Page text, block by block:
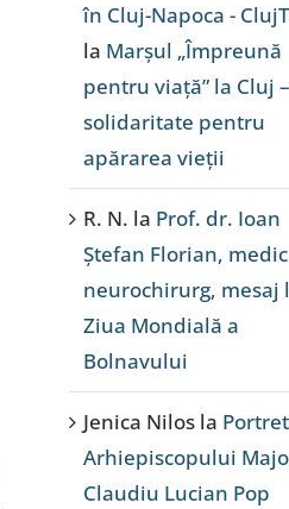
în Cluj-Napoca -
la Marșul „Împreună
pentru viață” la Cluj –
solidaritate pentru
apărarea vieții
R. N. la Prof. dr. Ioan
Ștefan Florian, medic
neurochirurg, mesaj
Ziua Mondială a
Bolnavului
Jenica Nilos la
Arhiepiscopului
Claudiu Lucian Pop